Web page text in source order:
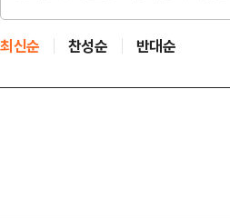
최신순 찬성순 반대순